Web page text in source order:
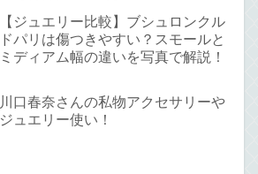
【ジュエリー比較】ブシュロンクル
ドパリは傷つきやすい？スモールと
ミディアム幅の違いを写真で解説！
川口春奈さんの私物アクセサリーや
ジュエリー使い！